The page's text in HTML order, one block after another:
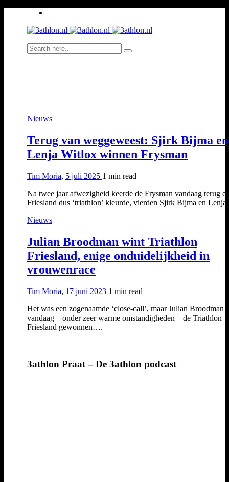
Nieuws
Terug van weggeweest: Sjirk Bijma en
Lenja Witlox winnen Frysman
Tim Moria, 5 juli 2025 1 min read
Na twee jaar afwezigheid keerde de Frysman vandaag terug
Friesland dus ‘triathlon’ kleurde, vierden Sjirk Bijma en
Nieuws
Julian Broodman wint Triathlon
Friesland, enige onduidelijkheid in
vrouwenrace
Tim Moria, 17 juni 2023 1 min read
Het was een zogenaamde ‘close-call’, maar Julian Broodman
vandaag – onder zeer warme omstandigheden – de Triathlon
Friesland gewonnen….
3athlon Praat – De 3athlon podcast